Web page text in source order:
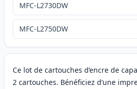
Ce lot de cartouches d’encre de
2 cartouches. Bénéficiez d’une
MFC-L2730DW
MFC-L2750DW